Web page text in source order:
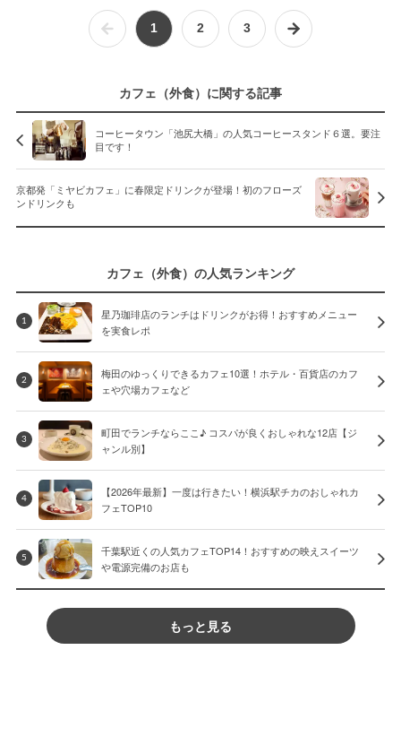
1 2 3
カフェ（外食）に関する記事
コーヒータウン「池尻大橋」の人気コーヒースタンド６選。要注
目です！
京都発「ミヤビカフェ」に春限定ドリンクが登場！初のフローズ
ンドリンクも
カフェ（外食）の人気ランキング
1
星乃珈琲店のランチはドリンクがお得！おすすめメニュー
を実食レポ
2
梅田のゆっくりできるカフェ10選！ホテル・百貨店のカフ
ェや穴場カフェなど
3
町田でランチならここ♪ コスパが良くおしゃれな12店【ジ
ャンル別】
4
【2026年最新】一度は行きたい！横浜駅チカのおしゃれカ
フェTOP10
5
千葉駅近くの人気カフェTOP14！おすすめの映えスイーツ
や電源完備のお店も
もっと見る